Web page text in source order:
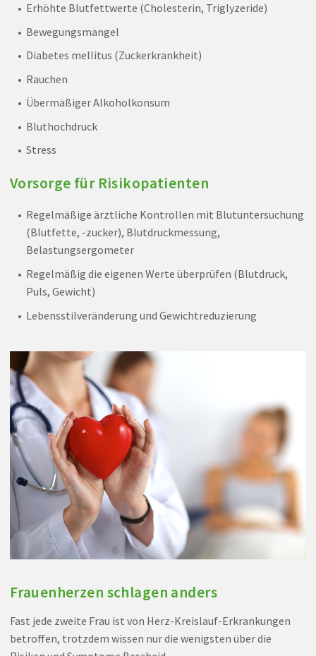
Erhöhte Blutfettwerte (Cholesterin, Triglyzeride)
Bewegungsmangel
Diabetes mellitus (Zuckerkrankheit)
Rauchen
Übermäßiger Alkoholkonsum
Bluthochdruck
Stress
Vorsorge für Risikopatienten
Regelmäßige ärztliche Kontrollen mit Blutuntersuchung
(Blutfette, -zucker), Blutdruckmessung,
Belastungsergometer
Regelmäßig die eigenen Werte überprüfen (Blutdruck,
Puls, Gewicht)
Lebensstilveränderung und Gewichtreduzierung
Frauenherzen schlagen anders
Fast jede zweite Frau ist von Herz-Kreislauf-Erkrankungen
betroffen, trotzdem wissen nur die wenigsten über die